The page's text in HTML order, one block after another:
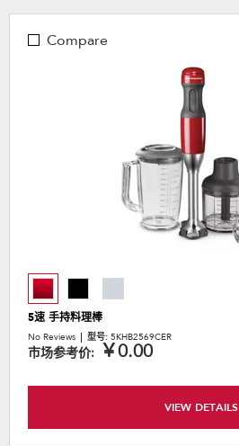
page
by
Compare
5速 手持料理棒
No Reviews 型号: 5KHB2569CER
市场参考价: ￥0.00
VIEW DETAILS